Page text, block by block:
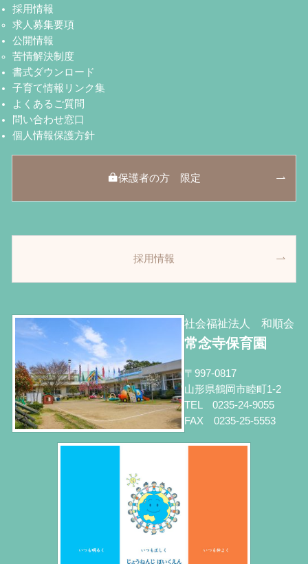
採用情報
求人募集要項
公開情報
苦情解決制度
書式ダウンロード
子育て情報リンク集
よくあるご質問
問い合わせ窓口
個人情報保護方針
保護者の方 限定
採用情報
社会福祉法人 和順会
常念寺保育園
〒997-0817
山形県鶴岡市睦町1-2
TEL 0235-24-9055
FAX 0235-25-5553